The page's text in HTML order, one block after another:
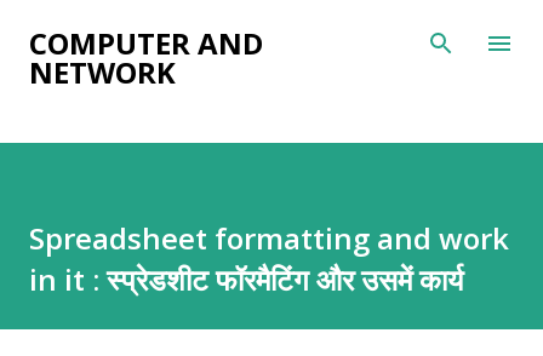
सीधे मुख्य सामग्री पर जाएं
COMPUTER AND
NETWORK
Spreadsheet formatting and work
in it : स्प्रेडशीट फॉरमैटिंग और उसमें कार्य